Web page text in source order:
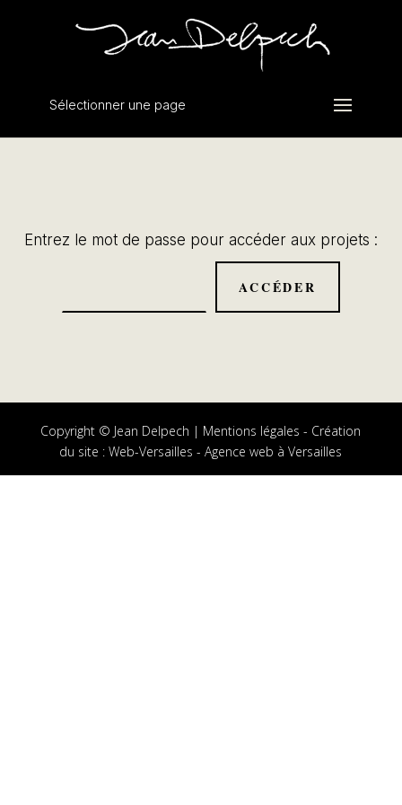
Sélectionner une page
Entrez le mot de passe pour accéder aux projets :
Copyright © Jean Delpech | Mentions légales - Création
du site :Web-Versailles - Agence web à Versailles